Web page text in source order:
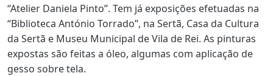
“Atelier Daniela Pinto”. Tem já exposições efetuadas na
“Biblioteca António Torrado”, na Sertã, Casa da Cultura
da Sertã e Museu Municipal de Vila de Rei. As pinturas
expostas são feitas a óleo, algumas com aplicação de
gesso sobre tela.